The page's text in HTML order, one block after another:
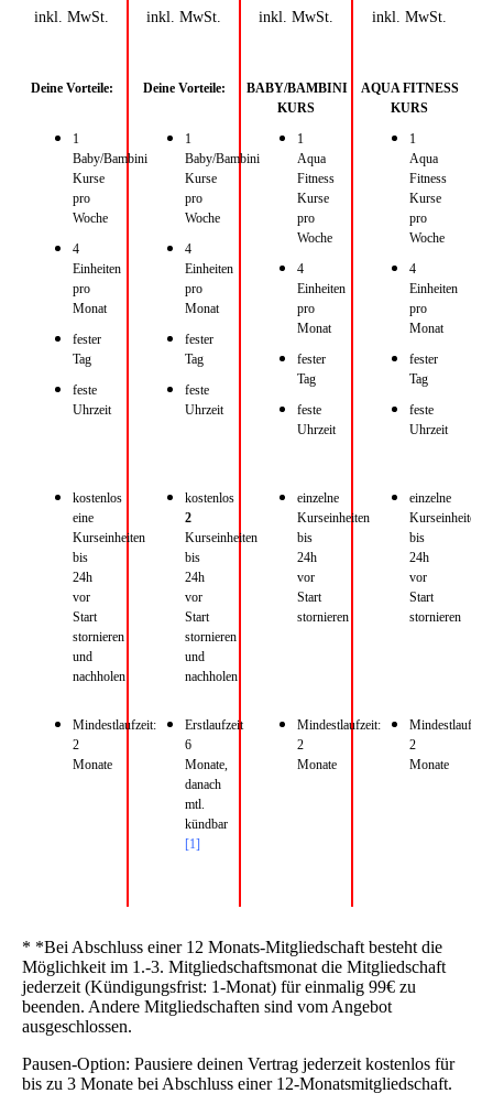
inkl. MwSt. inkl. MwSt. inkl. MwSt. inkl. MwSt.
Deine Vorteile: Deine Vorteile:
BABY/BAMBINI
KURS
AQUA FITNESS
KURS
1
Baby/Bambini
Kurse
pro
Woche
4
Einheiten
pro
Monat
fester
Tag
feste
Uhrzeit
1
Baby/Bambini
Kurse
pro
Woche
4
Einheiten
pro
Monat
fester
Tag
feste
Uhrzeit
1
Aqua
Fitness
Kurse
pro
Woche
4
Einheiten
pro
Monat
fester
Tag
feste
Uhrzeit
1
Aqua
Fitness
Kurse
pro
Woche
4
Einheiten
pro
Monat
fester
Tag
feste
Uhrzeit
kostenlos
eine
Kurseinheiten
bis
24h
vor
Start
stornieren
und
nachholen
kostenlos
2
Kurseinheiten
bis
24h
vor
Start
stornieren
und
nachholen
einzelne
Kurseinheiten
bis
24h
vor
Start
stornieren
einzelne
Kurseinheiten
bis
24h
vor
Start
stornieren
Mindestlaufzeit:
2
Monate
Erstlaufzeit
6
Monate,
danach
mtl.
kündbar
[1]
Mindestlaufzeit:
2
Monate
Mindestlaufzeit:
2
Monate
* *Bei Abschluss einer 12 Monats-Mitgliedschaft besteht die
Möglichkeit im 1.-3. Mitgliedschaftsmonat die Mitgliedschaft
jederzeit (Kündigungsfrist: 1-Monat) für einmalig 99€ zu
beenden. Andere Mitgliedschaften sind vom Angebot
ausgeschlossen.
Pausen-Option: Pausiere deinen Vertrag jederzeit kostenlos für
bis zu 3 Monate bei Abschluss einer 12-Monatsmitgliedschaft.